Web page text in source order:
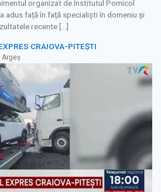
organizat de Institutul Pomicol
adus față în față specialiști în domeniu și
recente […]
CRAIOVA-PITEȘTI
| Argeș